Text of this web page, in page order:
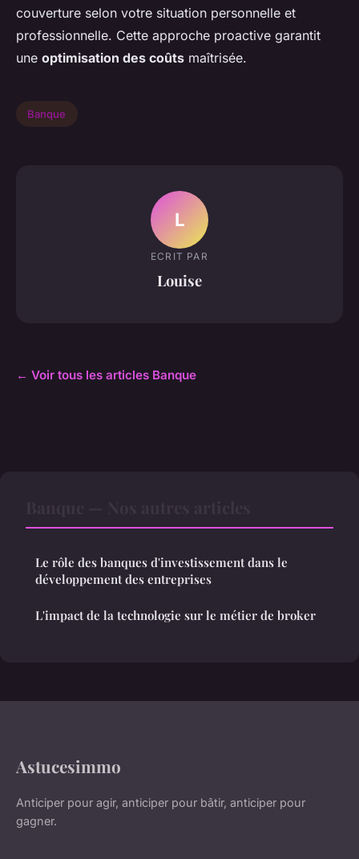
couverture selon votre situation personnelle et
professionnelle. Cette approche proactive garantit
une optimisation des coûts maîtrisée.
Banque
L
ECRIT PAR
Louise
← Voir tous les articles Banque
Le rôle des banques d'investissement dans le
développement des entreprises
L'impact de la technologie sur le métier de broker
Astucesimmo
Anticiper pour agir, anticiper pour bâtir, anticiper pour
gagner.